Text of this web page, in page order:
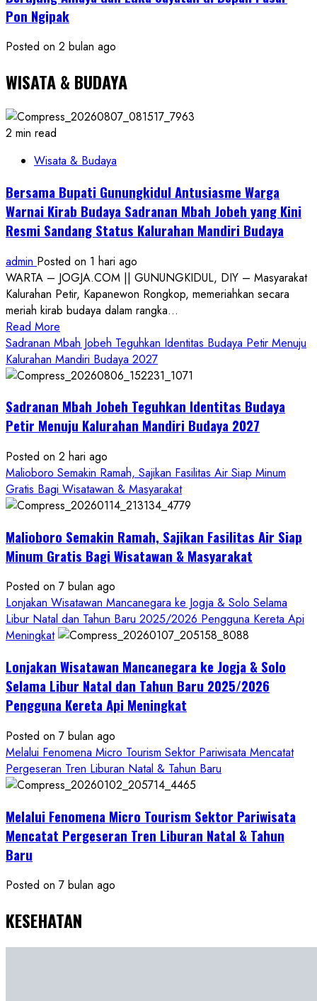
Pon Ngipak
Posted on 2 bulan ago
WISATA & BUDAYA
2 min read
Wisata & Budaya
Bersama Bupati Gunungkidul Antusiasme Warga
Warnai Kirab Budaya Sadranan Mbah Jobeh yang Kini
Resmi Sandang Status Kalurahan Mandiri Budaya
admin Posted on 1 hari ago
WARTA – JOGJA.COM || GUNUNGKIDUL, DIY – Masyarakat
Kalurahan Petir, Kapanewon Rongkop, memeriahkan secara
meriah kirab budaya dalam rangka...
Read More
more
about
Bersama
Gunungkidul
Antusiasme
Warnai
Kirab
Budaya
Sadranan
Jobeh
yang
Resmi
Sandang
Status
Kalurahan
Budaya
Sadranan Mbah Jobeh Teguhkan Identitas Budaya Petir Menuju
Kalurahan Mandiri Budaya 2027
Sadranan Mbah Jobeh Teguhkan Identitas Budaya
Petir Menuju Kalurahan Mandiri Budaya 2027
Posted on 2 hari ago
Malioboro Semakin Ramah, Sajikan Fasilitas Air Siap Minum
Gratis Bagi Wisatawan & Masyarakat
Malioboro Semakin Ramah, Sajikan Fasilitas Air Siap
Minum Gratis Bagi Wisatawan & Masyarakat
Posted on 7 bulan ago
Lonjakan Wisatawan Mancanegara ke Jogja & Solo Selama
Libur Natal dan Tahun Baru 2025/2026 Pengguna Kereta Api
Meningkat
Lonjakan Wisatawan Mancanegara ke Jogja & Solo
Selama Libur Natal dan Tahun Baru 2025/2026
Pengguna Kereta Api Meningkat
Posted on 7 bulan ago
Melalui Fenomena Micro Tourism Sektor Pariwisata Mencatat
Pergeseran Tren Liburan Natal & Tahun Baru
Melalui Fenomena Micro Tourism Sektor Pariwisata
Mencatat Pergeseran Tren Liburan Natal & Tahun
Baru
Posted on 7 bulan ago
KESEHATAN